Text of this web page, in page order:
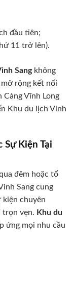
đầu tiên;
11 trở lên).
Sangkhông
rộng kết nối
Vĩnh Long
Khu du lịch Vinh
Sự Kiện Tại
đêm hoặc tổ
Sang cung
kiện chuyên
trọn vẹn. Khu du
ứng mọi nhu cầu